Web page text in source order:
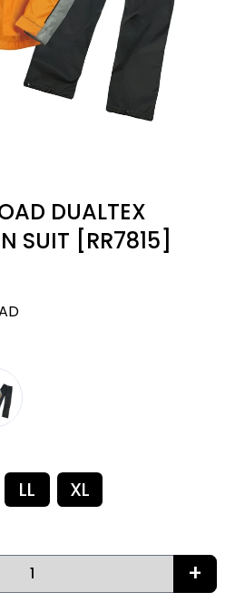
DUALTEX
SUIT [RR7815]
+
LL XL